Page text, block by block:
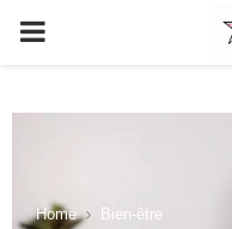
PRIMARY
Home
Bien-être